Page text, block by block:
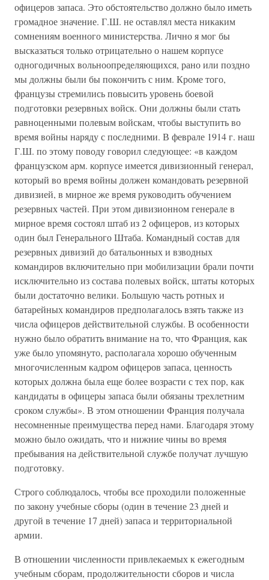
офицеров запаса. Это обстоятельство должно было иметь
громадное значение. Г.Ш. не оставлял места никаким
сомнениям военного министерства. Лично я мог бы
высказаться только отрицательно о нашем корпусе
одногодичных вольноопределяющихся, рано или поздно
мы должны были бы покончить с ним. Кроме того,
французы стремились повысить уровень боевой
подготовки резервных войск. Они должны были стать
равноценными полевым войскам, чтобы выступить во
время войны наряду с последними. В феврале 1914 г. наш
Г.Ш. по этому поводу говорил следующее: «в каждом
французском арм. корпусе имеется дивизионный генерал,
который во время войны должен командовать резервной
дивизией, в мирное же время руководить обучением
резервных частей. При этом дивизионном генерале в
мирное время состоял штаб из 2 офицеров, из которых
один был Генерального Штаба. Командный состав для
резервных дивизий до батальонных и взводных
командиров включительно при мобилизации брали почти
исключительно из состава полевых войск, штаты которых
были достаточно велики. Большую часть ротных и
батарейных командиров предполагалось взять также из
числа офицеров действительной службы. В особенности
нужно было обратить внимание на то, что Франция, как
уже было упомянуто, располагала хорошо обученным
многочисленным кадром офицеров запаса, ценность
которых должна была еще более возрасти с тех пор, как
кандидаты в офицеры запаса были обязаны трехлетним
сроком службы». В этом отношении Франция получала
несомненные преимущества перед нами. Благодаря этому
можно было ожидать, что и нижние чины во время
пребывания на действительной службе получат лучшую
подготовку.
Строго соблюдалось, чтобы все проходили положенные
по закону учебные сборы (один в течение 23 дней и
другой в течение 17 дней) запаса и территориальной
армии.
В отношении численности привлекаемых к ежегодным
учебным сборам, продолжительности сборов и числа